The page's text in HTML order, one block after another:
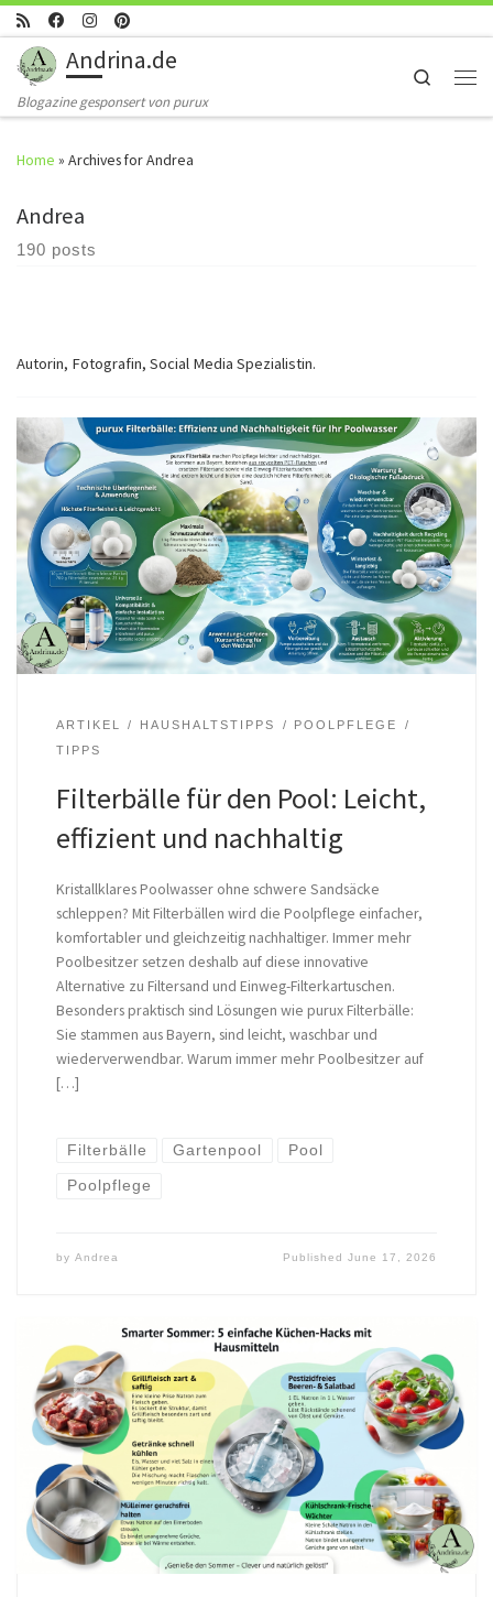
Skip to content
Andrina.de
Blogazine gesponsert von purux
Search
Home » Archives for Andrea
Andrea
190 posts
Autorin, Fotografin, Social Media Spezialistin.
ARTIKEL HAUSHALTSTIPPS
POOLPFLEGE
TIPPS
Filterbälle für den Pool: Leicht,
effizient und nachhaltig
Kristallklares Poolwasser ohne schwere Sandsäcke
schleppen? Mit Filterbällen wird die Poolpflege einfacher,
komfortabler und gleichzeitig nachhaltiger. Immer mehr
Poolbesitzer setzen deshalb auf diese innovative
Alternative zu Filtersand und Einweg-Filterkartuschen.
Besonders praktisch sind Lösungen wie purux Filterbälle:
Sie stammen aus Bayern, sind leicht, waschbar und
wiederverwendbar. Warum immer mehr Poolbesitzer auf
[…]
Filterbälle Gartenpool Pool
Poolpflege
by Andrea PublishedJune 17, 2026